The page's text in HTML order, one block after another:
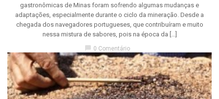
gastronômicas de Minas foram sofrendo algumas mudanças e
adaptações, especialmente durante o ciclo da mineração. Desde a
chegada dos navegadores portugueses, que contribuíram e muito
nessa mistura de sabores, pois na época da […]
chat_bubble 0 Comentário